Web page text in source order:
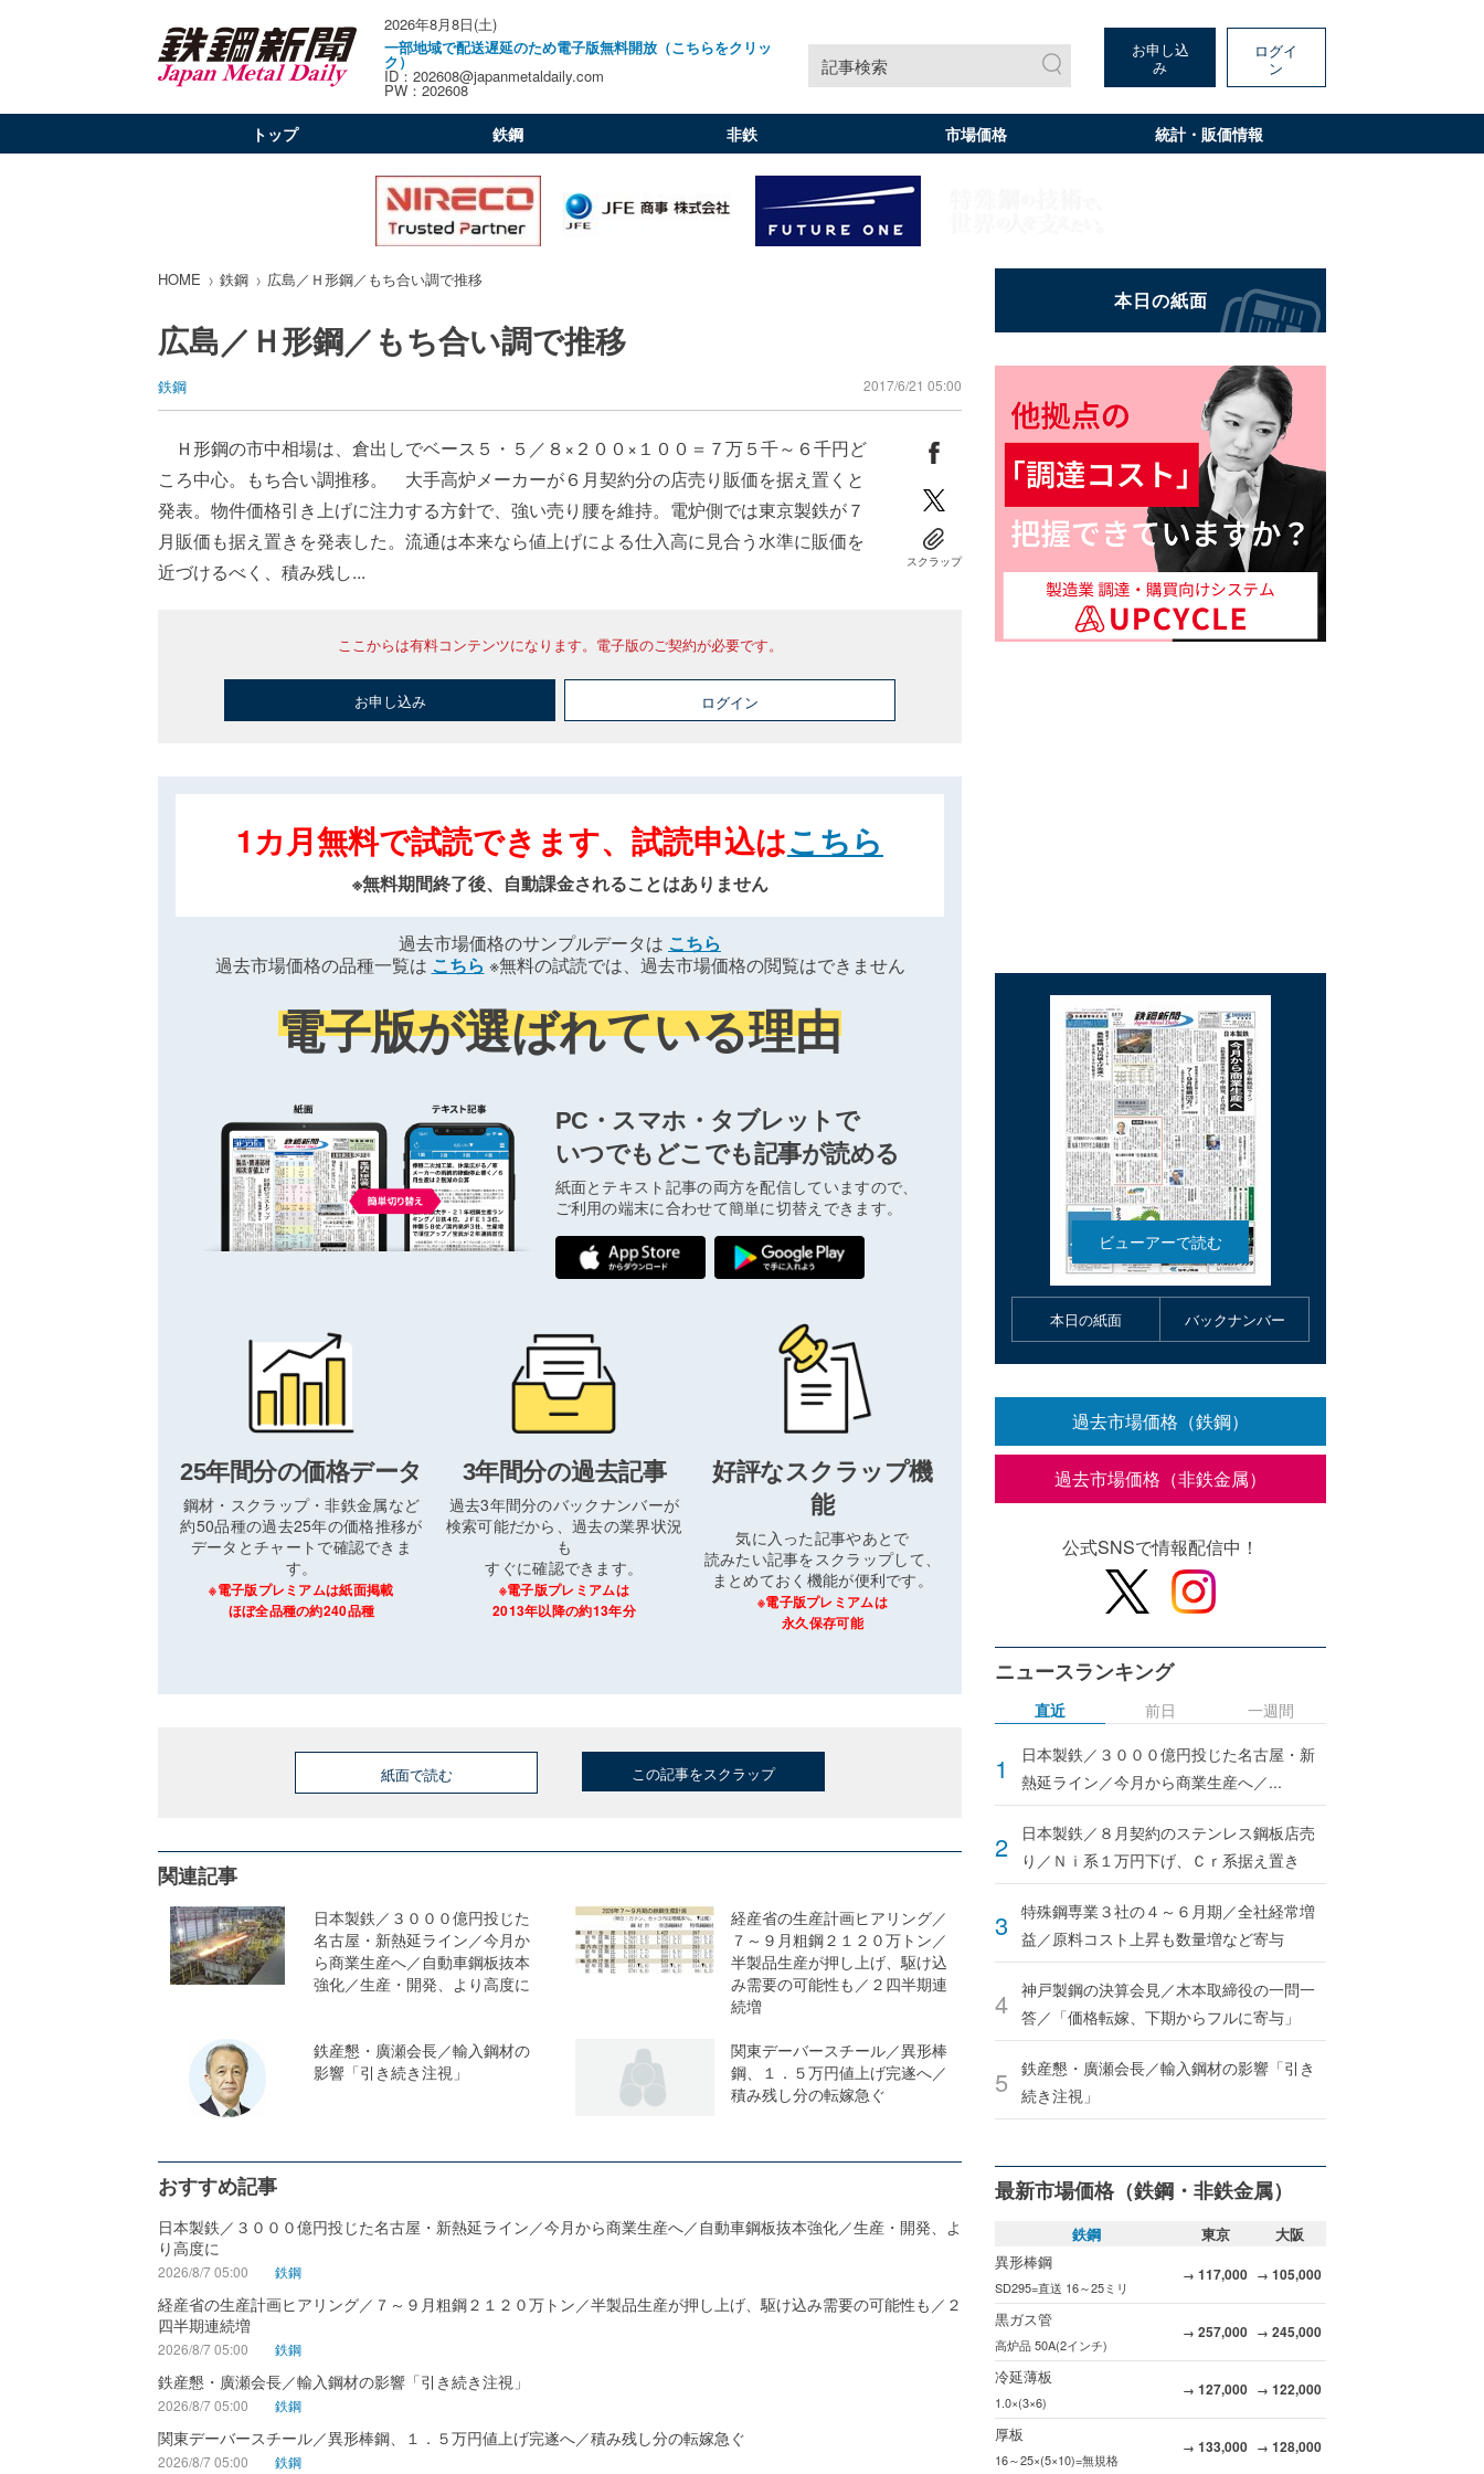
2026年8月8日(土)
一部地域で配送遅延のため電子版無料開放（こちらをクリッ
ク）
ID：202608@japanmetaldaily.com
PW：202608
記事検索
お申し込
み
ログイ
ン
トップ 鉄鋼 非鉄 市場価格 統計・販価情報
HOME 鉄鋼 広島／Ｈ形鋼／もち合い調で推移
広島／Ｈ形鋼／もち合い調で推移
鉄鋼 2017/6/21 05:00
Ｈ形鋼の市中相場は、倉出しでベース５・５／８×２００×１００＝７万５千～６千円ど
ころ中心。もち合い調推移。 大手高炉メーカーが６月契約分の店売り販価を据え置くと
発表。物件価格引き上げに注力する方針で、強い売り腰を維持。電炉側では東京製鉄が７
月販価も据え置きを発表した。流通は本来なら値上げによる仕入高に見合う水準に販価を
近づけるべく、積み残し...
スクラップ
ここからは有料コンテンツになります。電子版のご契約が必要です。
お申し込み ログイン
1カ月無料で試読できます、試読申込はこちら
※無料期間終了後、自動課金されることはありません
過去市場価格のサンプルデータは こちら
過去市場価格の品種一覧は こちら ※無料の試読では、過去市場価格の閲覧はできません
電子版が選ばれている理由
PC・スマホ・タブレットで
いつでもどこでも記事が読める
紙面とテキスト記事の両方を配信していますので、
ご利用の端末に合わせて簡単に切替えできます。
25年間分の価格データ
鋼材・スクラップ・非鉄金属など
約50品種の過去25年の価格推移が
データとチャートで確認できま
す。
※電子版プレミアムは紙面掲載
ほぼ全品種の約240品種
3年間分の過去記事
過去3年間分のバックナンバーが
検索可能だから、過去の業界状況
も
すぐに確認できます。
※電子版プレミアムは
2013年以降の約13年分
好評なスクラップ機
能
気に入った記事やあとで
読みたい記事をスクラップして、
まとめておく機能が便利です。
※電子版プレミアムは
永久保存可能
紙面で読む この記事をスクラップ
関連記事
日本製鉄／３０００億円投じた
名古屋・新熱延ライン／今月か
ら商業生産へ／自動車鋼板抜本
強化／生産・開発、より高度に
経産省の生産計画ヒアリング／
７～９月粗鋼２１２０万トン／
半製品生産が押し上げ、駆け込
み需要の可能性も／２四半期連
続増
鉄産懇・廣瀬会長／輸入鋼材の
影響「引き続き注視」
関東デーバースチール／異形棒
鋼、１．５万円値上げ完遂へ／
積み残し分の転嫁急ぐ
おすすめ記事
日本製鉄／３０００億円投じた名古屋・新熱延ライン／今月から商業生産へ／自動車鋼板抜本強化／生産・開発、よ
り高度に
2026/8/7 05:00 鉄鋼
経産省の生産計画ヒアリング／７～９月粗鋼２１２０万トン／半製品生産が押し上げ、駆け込み需要の可能性も／２
四半期連続増
2026/8/7 05:00 鉄鋼
鉄産懇・廣瀬会長／輸入鋼材の影響「引き続き注視」
2026/8/7 05:00 鉄鋼
関東デーバースチール／異形棒鋼、１．５万円値上げ完遂へ／積み残し分の転嫁急ぐ
2026/8/7 05:00 鉄鋼
本日の紙面 バックナンバー
過去市場価格（鉄鋼）
過去市場価格（非鉄金属）
公式SNSで情報配信中！
ニュースランキング
直近
日本製鉄／３０００億円投じた名古屋・新
熱延ライン／今月から商業生産へ／...
日本製鉄／８月契約のステンレス鋼板店売
り／Ｎｉ系１万円下げ、Ｃｒ系据え置き
特殊鋼専業３社の４～６月期／全社経常増
益／原料コスト上昇も数量増など寄与
神戸製鋼の決算会見／木本取締役の一問一
答／「価格転嫁、下期からフルに寄与」
鉄産懇・廣瀬会長／輸入鋼材の影響「引き
続き注視」
前日 一週間
最新市場価格（鉄鋼・非鉄金属）
鉄鋼 東京
大阪
異形棒鋼
SD295=直送 16～25ミリ
→ 117,000 → 105,000
黒ガス管
高炉品 50A(2インチ)
→ 257,000 → 245,000
冷延薄板
1.0×(3×6)
→ 127,000 → 122,000
厚板
16～25×(5×10)=無規格
→ 133,000 → 128,000